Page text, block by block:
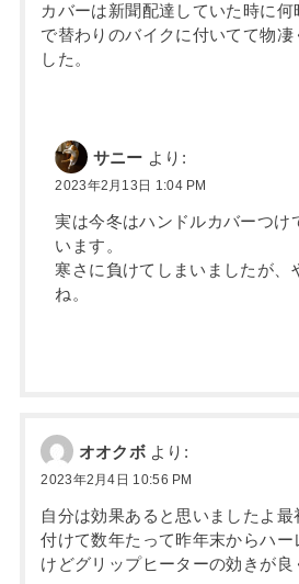
カバーは新聞配達していた時に
で替わりのバイクに付いてて物
した。
サニー より:
2023年2月13日 1:04 PM
実は今冬はハンドルカバーつけ
います。
寒さに負けてしまいましたが、
ね。
オオクボ より:
2023年2月4日 10:56 PM
自分は効果あると思いましたよ最
付けて数年たって昨年末からハー
けどグリップヒーターの効きが良